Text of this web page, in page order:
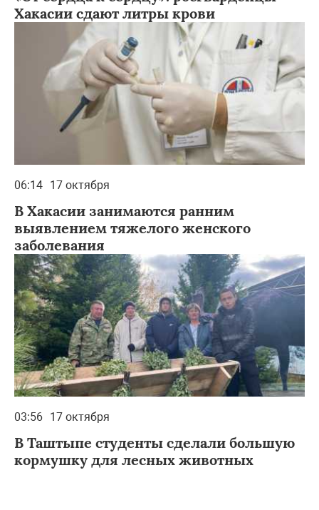
Хакасии сдают литры крови
06:14 17 октября
В Хакасии занимаются ранним
выявлением тяжелого женского
заболевания
03:56 17 октября
В Таштыпе студенты сделали большую
кормушку для лесных животных